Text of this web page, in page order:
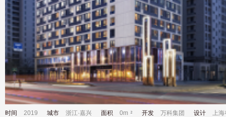
时间 2019 城市 浙江·嘉兴 面积 0m 开发 万科集团 设计 上